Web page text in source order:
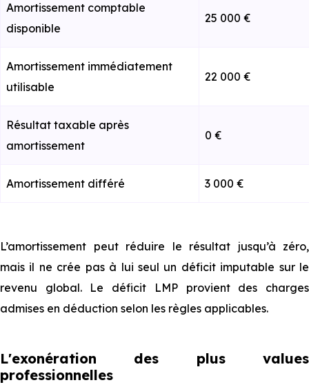
Amortissement comptable
disponible
25 000 €
Amortissement immédiatement
utilisable
22 000 €
Résultat taxable après
amortissement
0 €
Amortissement différé 3 000 €
L’amortissement peut réduire le résultat jusqu’à zéro,
mais il ne crée pas à lui seul un déficit imputable sur le
revenu global. Le déficit LMP provient des charges
admises en déduction selon les règles applicables.
L'exonération des plus values
professionnelles